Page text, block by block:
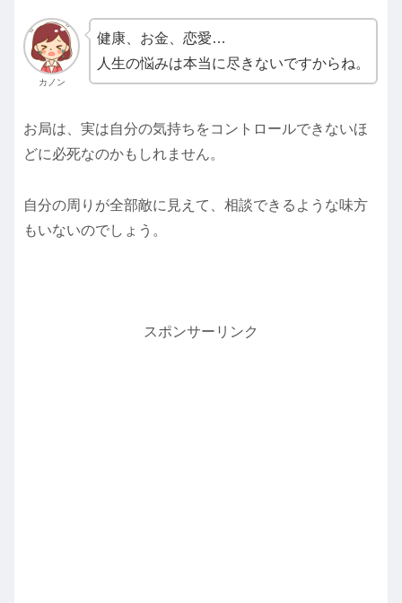
カノン
健康、お金、恋愛…
人生の悩みは本当に尽きないですからね。
お局は、実は自分の気持ちをコントロールできないほ
どに必死なのかもしれません。
自分の周りが全部敵に見えて、相談できるような味方
もいないのでしょう。
スポンサーリンク